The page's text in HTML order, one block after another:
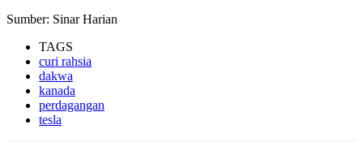
Sumber: Sinar Harian
TAGS
curi rahsia
dakwa
kanada
perdagangan
tesla